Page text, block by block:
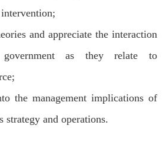
and appreciate the interaction
as they relate to
the management implications of
strategy and operations.